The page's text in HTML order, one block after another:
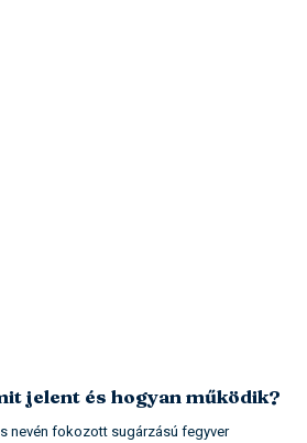
jelent és hogyan működik?
nevén fokozott sugárzású fegyver